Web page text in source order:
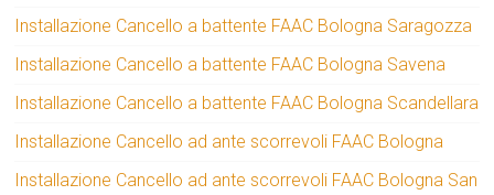
Installazione Cancello a battente FAAC Bologna Saragozza
Installazione Cancello a battente FAAC Bologna Savena
Installazione Cancello a battente FAAC Bologna Scandellara
Installazione Cancello ad ante scorrevoli FAAC Bologna
Installazione Cancello ad ante scorrevoli FAAC Bologna San